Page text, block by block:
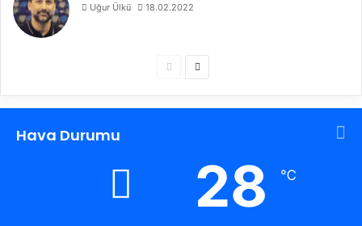
Uğur Ülkü 18.02.2022
c
n
k
i
Hava Durumu
28 ℃